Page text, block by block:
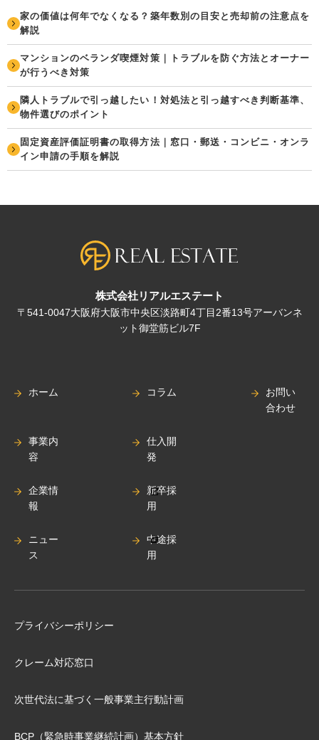
家の価値は何年でなくなる？築年数別の目安と売却前の注意点を
解説
マンションのベランダ喫煙対策｜トラブルを防ぐ方法とオーナー
が行うべき対策
隣人トラブルで引っ越したい！対処法と引っ越すべき判断基準、
物件選びのポイント
固定資産評価証明書の取得方法｜窓口・郵送・コンビニ・オンラ
イン申請の手順を解説
株式会社リアルエステート
〒541-0047大阪府大阪市中央区淡路町4丁目2番13号アーバンネ
ット御堂筋ビル7F
ホーム
事業内
容
企業情
報
ニュー
ス
コラム
仕入開
発
新卒採
用
中途採
用
お問い
合わせ
プライバシーポリシー
クレーム対応窓口
次世代法に基づく⼀般事業主⾏動計画
BCP（緊急時事業継続計画）基本⽅針